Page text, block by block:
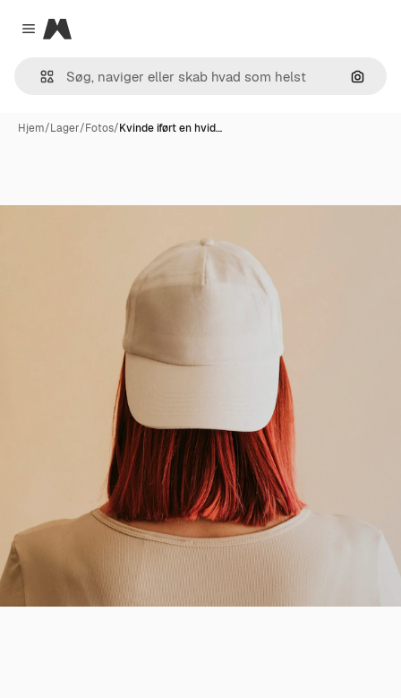
Close menu
Magnific
Søg
Hjem/Lager/Fotos/Kvinde iført en hvid…